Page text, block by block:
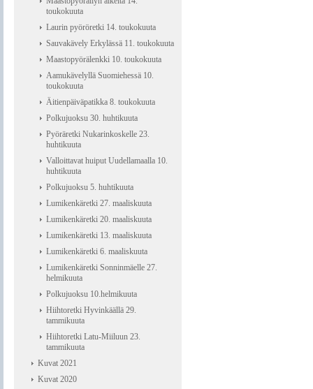
toukokuuta
Laurin pyöröretki 14. toukokuuta
Sauvakävely Erkylässä 11. toukokuuta
Maastopyörälenkki 10. toukokuuta
Aamukävelyllä Suomiehessä 10.
toukokuuta
Äitienpäiväpatikka 8. toukokuuta
Polkujuoksu 30. huhtikuuta
Pyöräretki Nukarinkoskelle 23.
huhtikuuta
Valloittavat huiput Uudellamaalla 10.
huhtikuuta
Polkujuoksu 5. huhtikuuta
Lumikenkäretki 27. maaliskuuta
Lumikenkäretki 20. maaliskuuta
Lumikenkäretki 13. maaliskuuta
Lumikenkäretki 6. maaliskuuta
Lumikenkäretki Sonninmäelle 27.
helmikuuta
Polkujuoksu 10.helmikuuta
Hiihtoretki Hyvinkäällä 29.
tammikuuta
Hiihtoretki Latu-Miiluun 23.
tammikuuta
Kuvat 2021
Kuvat 2020